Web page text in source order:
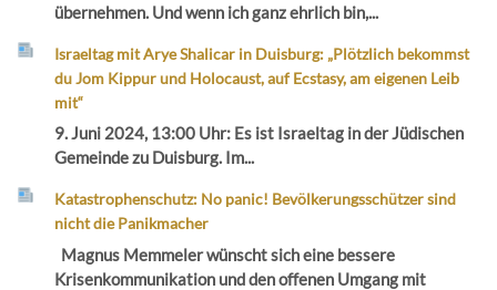
übernehmen. Und wenn ich ganz ehrlich bin,...
Israeltag mit Arye Shalicar in Duisburg: „Plötzlich bekommst
du Jom Kippur und Holocaust, auf Ecstasy, am eigenen Leib
mit“
9. Juni 2024, 13:00 Uhr: Es ist Israeltag in der Jüdischen
Gemeinde zu Duisburg. Im...
Katastrophenschutz: No panic! Bevölkerungsschützer sind
nicht die Panikmacher
Magnus Memmeler wünscht sich eine bessere
Krisenkommunikation und den offenen Umgang mit